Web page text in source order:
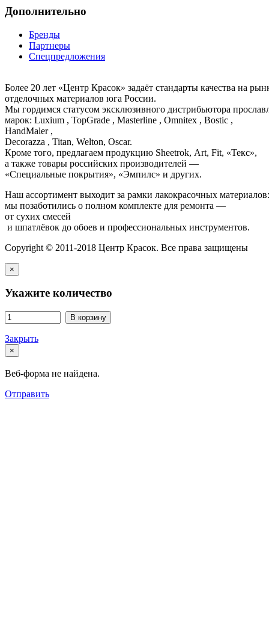
Дополнительно
Бренды
Партнеры
Спецпредложения
Более 20 лет «Центр Красок» задаёт стандарты качества на
отделочных материалов юга России.
Мы гордимся статусом эксклюзивного дистрибьютора
марок: Luxium , TopGrade , Masterline , Omnitex , Bostic ,
HandMaler ,
Decorazza , Titan, Welton, Oscar.
Кроме того, предлагаем продукцию Sheetrok, Art, Fit, «Текс»,
а также товары российских производителей —
«Специальные покрытия», «Эмпилс» и других.
Наш ассортимент выходит за рамки лакокрасочных
мы позаботились о полном комплекте для ремонта —
от сухих смесей
и шпатлёвок до обоев и профессиональных инструментов.
Copyright © 2011-2018 Центр Красок. Все права защищены
×
Укажите количество
В корзину
Закрыть
×
Веб-форма не найдена.
Отправить